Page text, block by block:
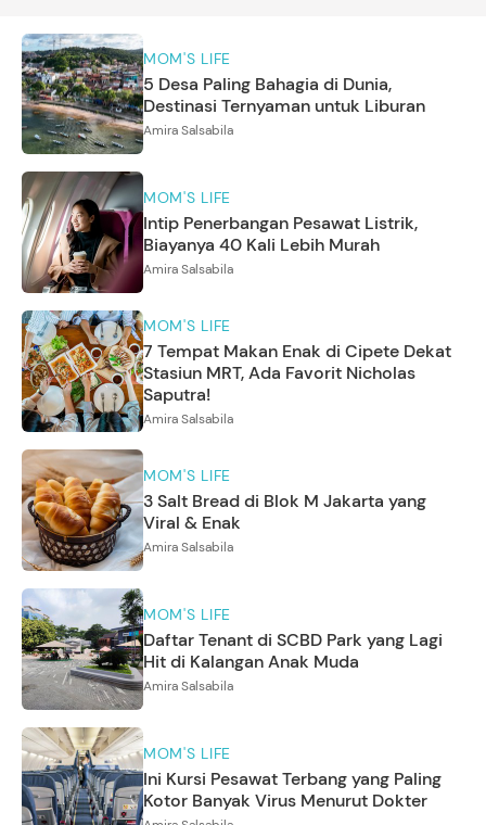
MOM'S LIFE
5 Desa Paling Bahagia di Dunia,
Destinasi Ternyaman untuk Liburan
Amira Salsabila
MOM'S LIFE
Intip Penerbangan Pesawat Listrik,
Biayanya 40 Kali Lebih Murah
Amira Salsabila
MOM'S LIFE
7 Tempat Makan Enak di Cipete Dekat
Stasiun MRT, Ada Favorit Nicholas
Saputra!
Amira Salsabila
MOM'S LIFE
3 Salt Bread di Blok M Jakarta yang
Viral & Enak
Amira Salsabila
MOM'S LIFE
Daftar Tenant di SCBD Park yang Lagi
Hit di Kalangan Anak Muda
Amira Salsabila
MOM'S LIFE
Ini Kursi Pesawat Terbang yang Paling
Kotor Banyak Virus Menurut Dokter